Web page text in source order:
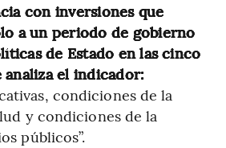
con inversiones que
a un periodo de gobierno
de Estado en las cinco
analiza el indicador:
condiciones de la
y condiciones de la
públicos”.